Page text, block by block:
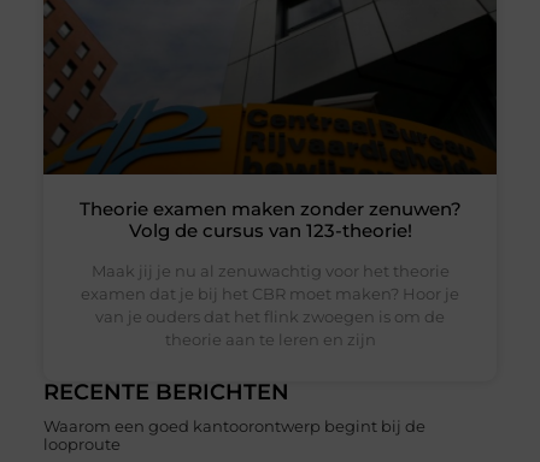
RECENTE BERICHTEN
Waarom een goed kantoorontwerp begint bij de
looproute
Theorie examen maken zonder zenuwen?
Volg de cursus van 123-theorie!
Maak jij je nu al zenuwachtig voor het theorie
examen dat je bij het CBR moet maken? Hoor je
van je ouders dat het flink zwoegen is om de
theorie aan te leren en zijn